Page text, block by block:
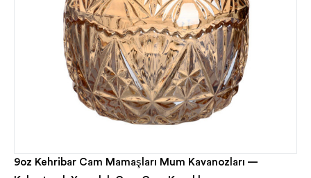
9oz Kehribar Cam Mamaşları Mum Kavanozları —